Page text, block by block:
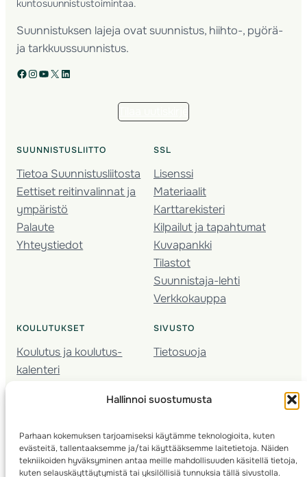
Hallinnoi suostumusta
Parhaan kokemuksen tarjoamiseksi käytämme teknologioita, kuten
evästeitä, tallentaaksemme ja/tai käyttääksemme laitetietoja. Näiden
tekniikoiden hyväksyminen antaa meille mahdollisuuden käsitellä tietoja,
kuten selauskäyttäytymistä tai yksilöllisiä tunnuksia tällä sivustolla.
kuntosuunnistustoimintaa.
Suunnistuksen lajeja ovat suunnistus, hiihto-, pyörä-
ja tarkkuussuunnistus.
Facebook Instagram YouTube X LinkedIn
SUUNNISTUSLIITTO
Tietoa Suunnistusliitosta
Eettiset reitinvalinnat ja
ympäristö
Palaute
Yhteystiedot
SSL
Lisenssi
Materiaalit
Karttarekisteri
Kilpailut ja tapahtumat
Kuvapankki
Tilastot
Suunnistaja-lehti
Verkkokauppa
KOULUTUKSET
Koulutus ja koulutus­
kalenteri
Seura­kehittäminen
Kartoitus
Ratamestari
SIVUSTO
Tietosuoja